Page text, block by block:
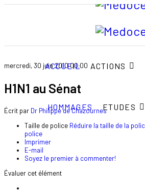
ACCUEIL ACTIONS
HOMMAGES ETUDES
mercredi, 30 juin 2010 00:00
H1N1 au Sénat
Écrit par Dr Philippe de Chazournes
Taille de police Réduire la taille de la
police
Imprimer
E-mail
Soyez le premier à commenter!
Évaluer cet élément